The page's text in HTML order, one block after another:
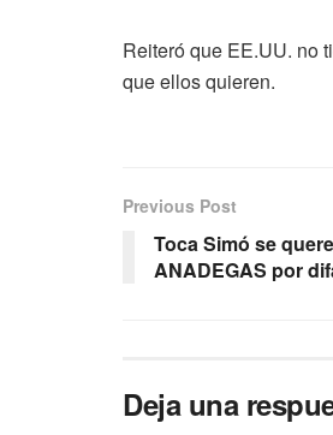
Reiteró que EE.UU. no
que ellos quieren.
Previous Post
Toca Simó se
ANADEGAS por
Deja una